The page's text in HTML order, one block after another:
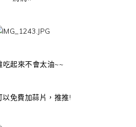
吃起來不會太油~~
以免費加蒜片，推推!